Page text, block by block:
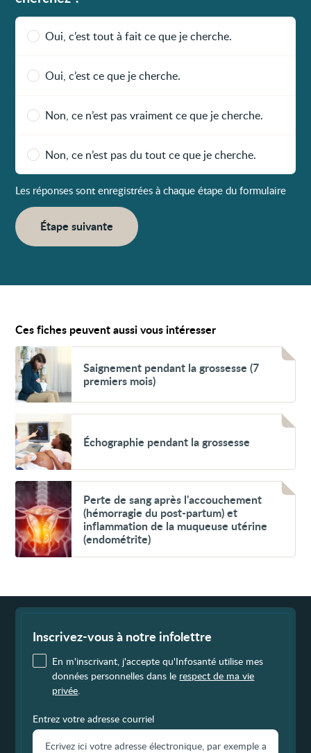
Oui, c’est tout à fait ce que je cherche.
Oui, c’est ce que je cherche.
Non, ce n’est pas vraiment ce que je cherche.
Non, ce n’est pas du tout ce que je cherche.
Les réponses sont enregistrées à chaque étape du formulaire
Étape suivante
Ces fiches peuvent aussi vous intéresser
Voir
Saignement
pendant
la
grossesse
mois)
Saignement pendant la grossesse (7
premiers mois)
Voir
Échographie
pendant
la
grossesse
Échographie pendant la grossesse
Voir
Perte
de
sang
après
l'accouchement
(hémorragie
et
inflammation
muqueuse
utérine
(endométrite)
Perte de sang après l'accouchement
(hémorragie du post-partum) et
inflammation de la muqueuse utérine
(endométrite)
Inscrivez-vous à notre infolettre
En m'inscrivant, j'accepte qu'Infosanté utilise mes
données personnelles dans le respect de ma vie
privée
Entrez votre adresse courriel